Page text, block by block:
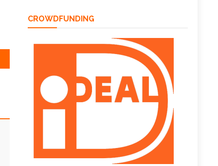
CROWDFUNDING